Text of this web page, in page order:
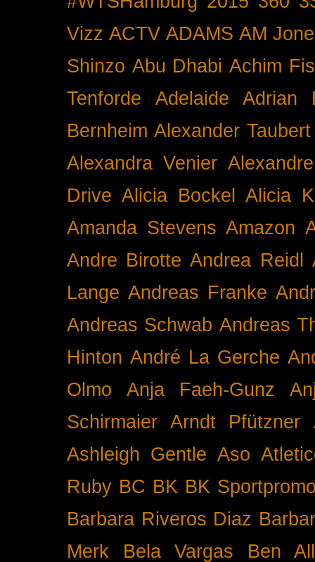
Vizz ACTV ADAMS AM
Shinzo Abu Dhabi Achim
Tenforde
Adelaide
Adrian
Bernheim Alexander Taubert
Alexandra Venier
Drive Alicia Bockel
Alicia
Amanda Stevens Amazon
Andre Birotte Andrea Reidl
Lange Andreas Franke
Andreas Schwab Andreas
Hinton André La Gerche
Olmo
Anja Faeh-Gunz
Schirmaier
Arndt Pfützner
Ashleigh Gentle Aso
Ruby BC BK BK
Barbara Riveros Diaz
Merk
Bela Vargas Ben